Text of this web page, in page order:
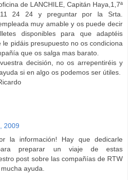
de LANCHILE, Capitán Haya,1,7ª
11 24 24 y preguntar por la Srta.
muy amable y os puede decir
disponibles para que adaptéis
le pidáis presupuesto no os condiciona
que os salga mas barato.
decisión, no os arrepentiréis y
si en algo os podemos ser útiles.
2009
la información! Hay que dedicarle
preparar un viaje de estas
post sobre las compañías de RTW
ayuda.